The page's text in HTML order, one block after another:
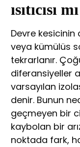
ısıtıcısı
Devre kesicinin
veya kümülüs
tekrarlanır.
diferansiyeller
varsayılan
denir. Bunun
geçmeyen bir
kaybolan bir
noktada fark,